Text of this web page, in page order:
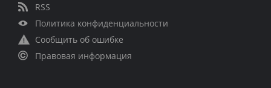
RSS
Политика конфиденциальности
Сообщить об ошибке
Правовая информация